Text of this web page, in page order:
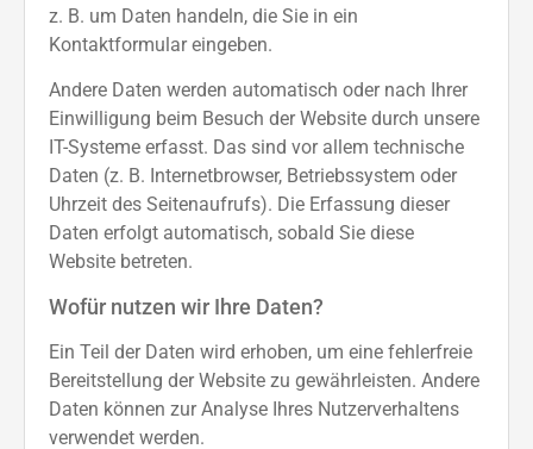
z. B. um Daten handeln, die Sie in ein
Kontaktformular eingeben.
Andere Daten werden automatisch oder nach Ihrer
Einwilligung beim Besuch der Website durch unsere
IT-Systeme erfasst. Das sind vor allem technische
Daten (z. B. Internetbrowser, Betriebssystem oder
Uhrzeit des Seitenaufrufs). Die Erfassung dieser
Daten erfolgt automatisch, sobald Sie diese
Website betreten.
Wofür nutzen wir Ihre Daten?
Ein Teil der Daten wird erhoben, um eine fehlerfreie
Bereitstellung der Website zu gewährleisten. Andere
Daten können zur Analyse Ihres Nutzerverhaltens
verwendet werden.